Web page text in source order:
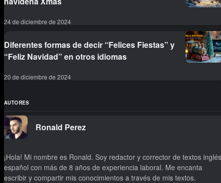
24 de diciembre de 2024
Diferentes formas de decir “Felices Fiestas” y
“Feliz Navidad” en otros idiomas
20 de diciembre de 2024
AUTORES
Ronald Perez
¡Hola! Mi nombre es Ronald. Soy redactor y corrector de textos
español con más de 8 años de experiencia laboral. Me encanta
escribir y compartir mis conocimientos a través de mis textos.